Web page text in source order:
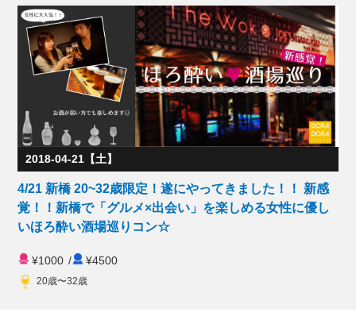
2018-04-21【土】
4/21 新橋 20~32歳限定！遂にやってきました！！ 新感
覚！！新橋で「グルメ×出会い」を楽しめる女性に優し
いほろ酔い酒場巡りコン☆
¥1000 / ¥4500
20歳〜32歳